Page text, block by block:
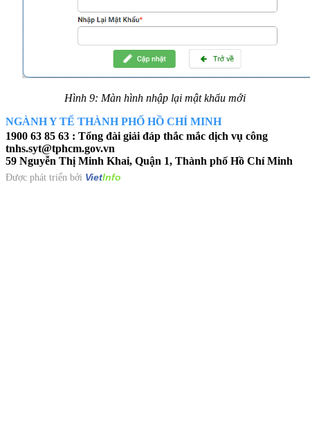
Hình 9: Màn hình nhập lại mật khẩu mới
NGÀNH Y TẾ THÀNH PHỐ HỒ CHÍ MINH
1900 63 85 63 : Tổng đài giải đáp thắc mắc dịch vụ công
tnhs.syt@tphcm.gov.vn
59 Nguyễn Thị Minh Khai, Quận 1, Thành phố Hồ Chí Minh
Được phát triển bởi VietInfo